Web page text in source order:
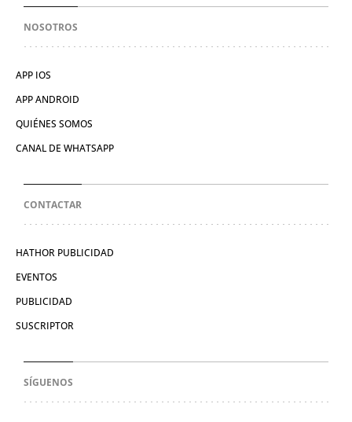
NOSOTROS
APP IOS
APP ANDROID
QUIÉNES SOMOS
CANAL DE WHATSAPP
CONTACTAR
HATHOR PUBLICIDAD
EVENTOS
PUBLICIDAD
SUSCRIPTOR
SÍGUENOS